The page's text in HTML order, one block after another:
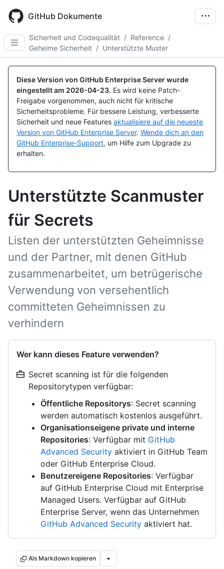
main
content
GitHub Dokumente
Sicherheit und Codequalität / Reference /
Geheime Sicherheit / Unterstützte Muster
Diese Version von GitHub Enterprise Server wurde
eingestellt am 2026-04-23. Es wird keine Patch-
Freigabe vorgenommen, auch nicht für kritische
Sicherheitsprobleme. Für bessere Leistung, verbesserte
Sicherheit und neue Features aktualisiere auf die neueste
Version von GitHub Enterprise Server. Wende dich an den
GitHub Enterprise-Support, um Hilfe zum Upgrade zu
erhalten.
Unterstützte Scanmuster
für Secrets
Listen der unterstützten Geheimnisse
und der Partner, mit denen GitHub
zusammenarbeitet, um betrügerische
Verwendung von versehentlich
committeten Geheimnissen zu
verhindern
Wer kann dieses Feature verwenden?
Secret scanning ist für die folgenden
Repositorytypen verfügbar:
Öffentliche Repositorys: Secret scanning
werden automatisch kostenlos ausgeführt.
Organisationseigene private und interne
Repositories: Verfügbar mit GitHub
Advanced Security aktiviert in GitHub Team
oder GitHub Enterprise Cloud.
Benutzereigene Repositories: Verfügbar
auf GitHub Enterprise Cloud mit Enterprise
Managed Users. Verfügbar auf GitHub
Enterprise Server, wenn das Unternehmen
GitHub Advanced Security aktiviert hat.
Als Markdown kopieren